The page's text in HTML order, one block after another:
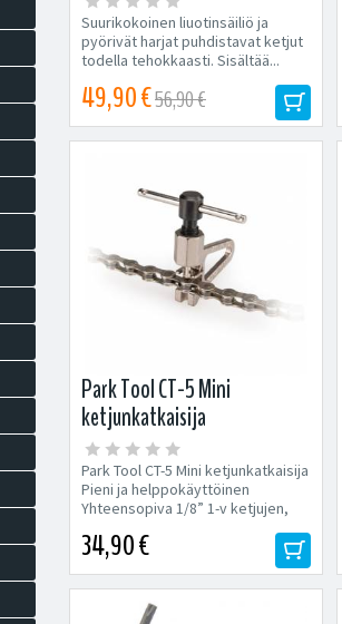
Suurikokoinen liuotinsäiliö ja
pyörivät harjat puhdistavat ketjut
todella tehokkaasti. Sisältää...
49,90 €56,90 €
Park Tool CT-5 Mini
ketjunkatkaisija
Park Tool CT-5 Mini ketjunkatkaisija
Pieni ja helppokäyttöinen
Yhteensopiva 1/8” 1-v ketjujen,
34,90 €